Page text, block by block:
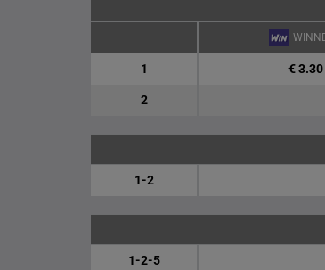
1 € 3.30
2
1-2
1-2-5